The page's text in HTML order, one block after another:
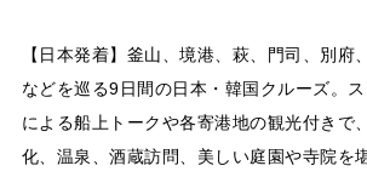
【日本発着】釜山、境港、萩、門司、別府
などを巡る9日間の日本・韓国クルーズ。
による船上トークや各寄港地の観光付きで
化、温泉、酒蔵訪問、美しい庭園や寺院を